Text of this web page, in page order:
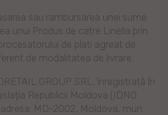
sau rambursarea unei sume
unui Produs de catre Linella prin
de plati agreat de
de modalitatea de livrare.
GROUP SRL, înregistrată în
Republicii Moldova (IDNO
MD-2002, Moldova, mun.